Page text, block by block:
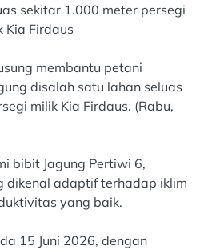
sekitar 1.000 meter persegi
Kia Firdaus
membantu petani
disalah satu lahan seluas
milik Kia Firdaus. (Rabu,
bibit Jagung Pertiwi 6,
dikenal adaptif terhadap iklim
yang baik.
15 Juni 2026, dengan